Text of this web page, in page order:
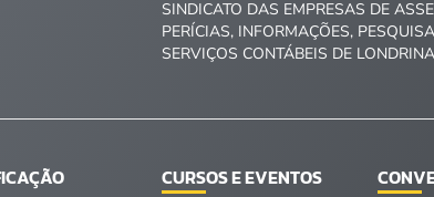
SINDICATO DAS EMPRESAS DE
PERÍCIAS, INFORMAÇÕES,
SERVIÇOS CONTÁBEIS DE
CURSOS E EVENTOS